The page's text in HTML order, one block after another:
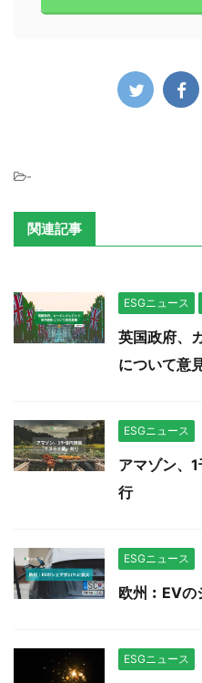
-
関連記事
ESGニュース
英国政府、
について意
ESGニュース
アマゾン、
行
ESGニュース
欧州︰EVの
ESGニュース